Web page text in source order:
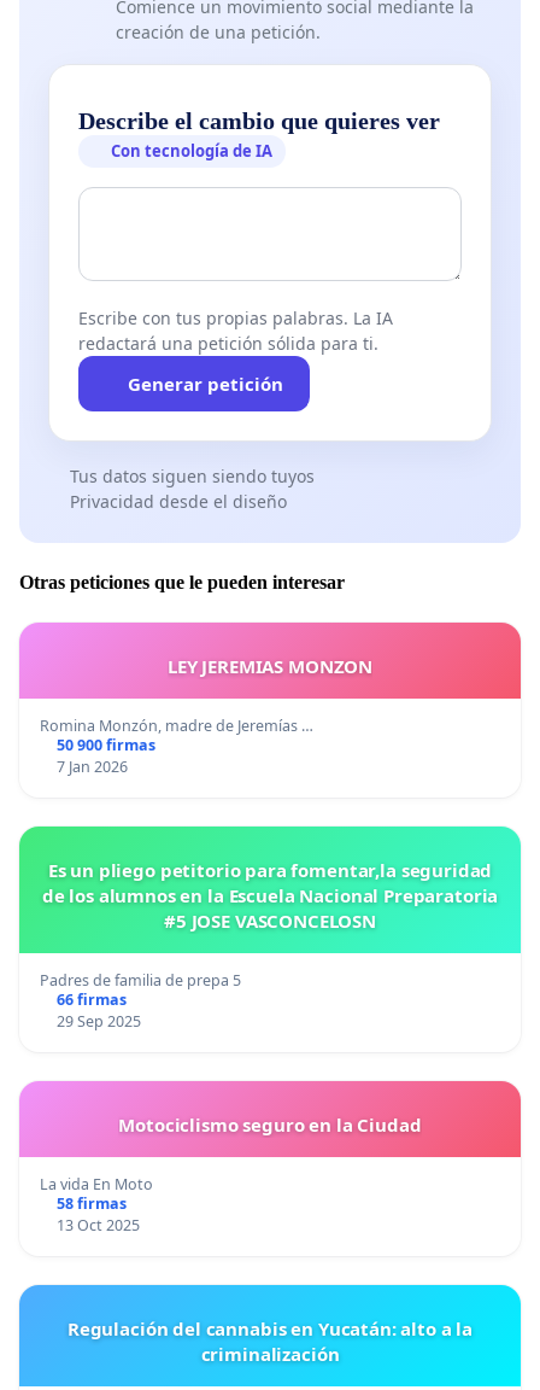
Comience un movimiento social mediante la
creación de una petición.
Describe el cambio que quieres ver
Con tecnología de IA
Escribe con tus propias palabras. La IA
redactará una petición sólida para ti.
Generar petición
Tus datos siguen siendo tuyos
Privacidad desde el diseño
Otras peticiones que le pueden interesar
LEY JEREMIAS MONZON
Romina Monzón, madre de Jeremías …
50 900 firmas
7 Jan 2026
Es un pliego petitorio para fomentar,la seguridad
de los alumnos en la Escuela Nacional Preparatoria
#5 JOSE VASCONCELOSN
Padres de familia de prepa 5
66 firmas
29 Sep 2025
Motociclismo seguro en la Ciudad
La vida En Moto
58 firmas
13 Oct 2025
Regulación del cannabis en Yucatán: alto a la
criminalización